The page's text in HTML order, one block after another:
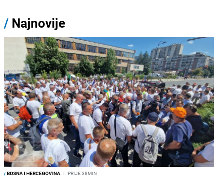
/ Najnovije
/BOSNA I HERCEGOVINA I PRIJE 38MIN